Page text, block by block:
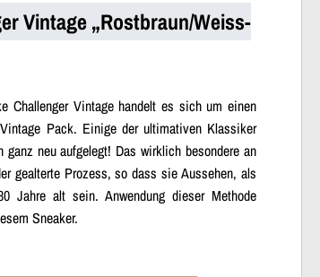
Vintage „Rostbraun/Weiss-
Challenger Vintage handelt es sich um einen
Pack. Einige der ultimativen Klassiker
ganz neu aufgelegt! Das wirklich besondere an
gealterte Prozess, so dass sie Aussehen, als
Jahre alt sein. Anwendung dieser Methode
Sneaker.